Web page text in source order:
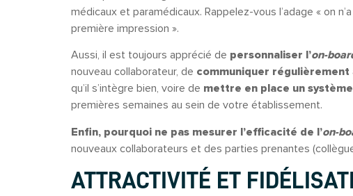
médicaux et paramédicaux. Rappelez-vous l’adage « on
première impression ».
Aussi, il est toujours apprécié de personnaliser l’on-
nouveau collaborateur, de communiquer régulièrement
qu’il s’intègre bien, voire de mettre en place un
premières semaines au sein de votre établissement.
Enfin, pourquoi ne pas mesurer l’efficacité de l’on-
nouveaux collaborateurs et des parties prenantes
ATTRACTIVITÉ ET